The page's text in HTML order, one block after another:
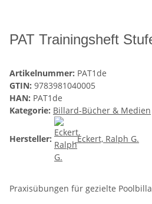
PAT Trainingsheft
Artikelnummer: PAT1de
GTIN: 9783981040005
HAN: PAT1de
Kategorie: Billard-Bücher & Medien
Hersteller: Eckert, Ralph G.
Praxisübungen für gezielte